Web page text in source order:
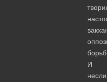
И
несли